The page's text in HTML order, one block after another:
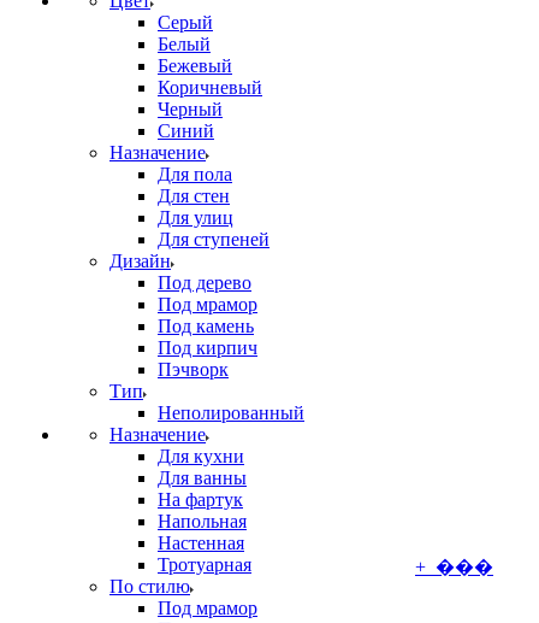
Серый
Белый
Бежевый
Коричневый
Черный
Синий
Назначение
Для пола
Для стен
Для улиц
Для ступеней
Дизайн
Под дерево
Под мрамор
Под камень
Под кирпич
Пэчворк
Тип
Неполированный
Назначение
Для кухни
Для ванны
На фартук
Напольная
Настенная
Тротуарная
По стилю
Под мрамор
+ ���